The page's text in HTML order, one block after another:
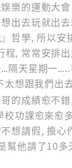
樂的運動大會
出去玩就出
哲學, 所以安
程, 常常安排
隔天星期一
想跟我們出
的成績愈不
校功課愈來愈
想請假, 擔
幫他請了10多